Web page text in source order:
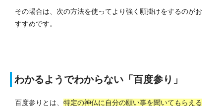
その場合は、次の方法を使ってより強く願掛けをするのがお
すすめです。
わかるようでわからない「百度参り」
百度参りとは、 特定の神仏に自分の願い事を聞いてもらえる